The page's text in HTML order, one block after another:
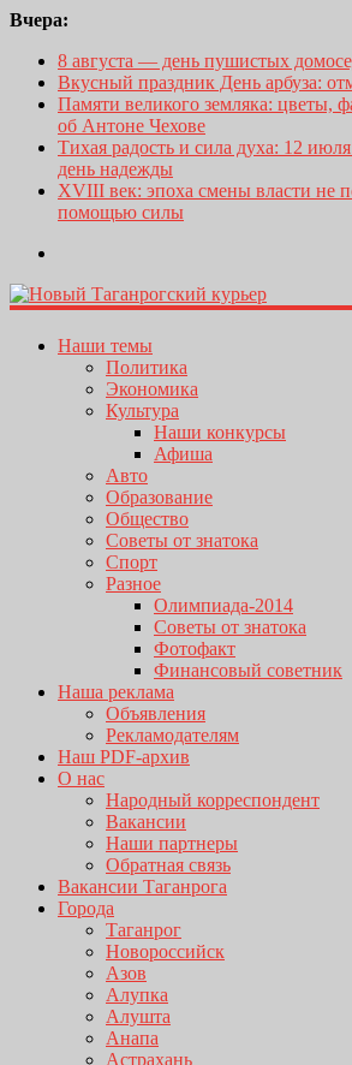
Вчера:
8 августа — день пушистых
Вкусный праздник День арбуза:
Памяти великого земляка: цветы,
об Антоне Чехове
Тихая радость и сила духа: 12
день надежды
XVIII век: эпоха смены власти не
помощью силы
Наши темы
Политика
Экономика
Культура
Наши конкурсы
Афиша
Авто
Образование
Общество
Советы от знатока
Спорт
Разное
Олимпиада-2014
Советы от знатока
Фотофакт
Финансовый советник
Наша реклама
Объявления
Рекламодателям
Наш PDF-архив
О нас
Народный корреспондент
Вакансии
Наши партнеры
Обратная связь
Вакансии Таганрога
Города
Таганрог
Новороссийск
Азов
Алупка
Алушта
Анапа
Астрахань